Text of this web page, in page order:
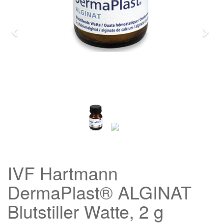
IVF Hartmann
DermaPlast® ALGINAT
Blutstiller Watte, 2 g